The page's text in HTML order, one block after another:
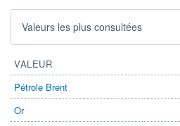
Valeurs les plus consultées
VALEUR
Pétrole Brent
Or